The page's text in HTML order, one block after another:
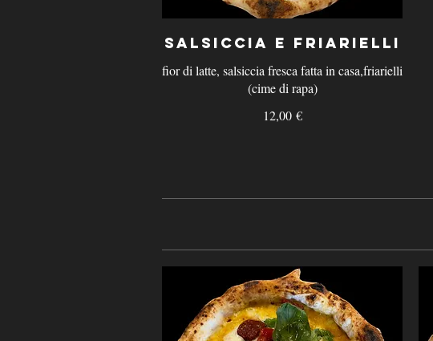
Salsiccia e Friarielli
fior di latte, salsiccia fresca fatta in casa,friarielli
(cime di rapa)
12,00 €